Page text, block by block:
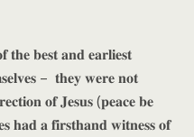
𝐛𝐞𝐬𝐭 𝐚𝐧𝐝 𝐞𝐚𝐫𝐥𝐢𝐞𝐬𝐭
– 𝐭𝐡𝐞𝐲 𝐰𝐞𝐫𝐞 𝐧𝐨𝐭
𝐨𝐟 𝐉𝐞𝐬𝐮𝐬 (𝐩𝐞𝐚𝐜𝐞 𝐛𝐞
𝐡𝐚𝐝 𝐚 𝐟𝐢𝐫𝐬𝐭𝐡𝐚𝐧𝐝 𝐰𝐢𝐭𝐧𝐞𝐬𝐬 𝐨𝐟